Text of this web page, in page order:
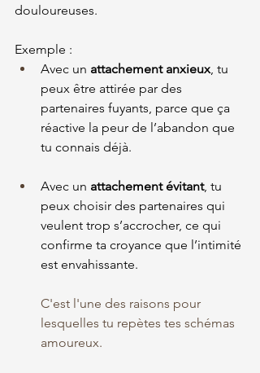
douloureuses.
Exemple :
Avec un attachement anxieux, tu
peux être attirée par des
partenaires fuyants, parce que ça
réactive la peur de l’abandon que
tu connais déjà.
Avec un attachement évitant, tu
peux choisir des partenaires qui
veulent trop s’accrocher, ce qui
confirme ta croyance que l’intimité
est envahissante.
C'est l'une des raisons pour
lesquelles tu repètes tes schémas
amoureux.